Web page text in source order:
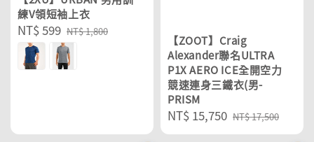
練V領短袖上衣
Sale
price
NT$ 599 Regular
price
NT$ 1,800
【ZOOT】Craig
Alexander聯名ULTRA
P1X AERO ICE全開空力
競速連身三鐵衣(男-
PRISM
Sale
price
NT$ 15,750 Regular
price
NT$ 17,500